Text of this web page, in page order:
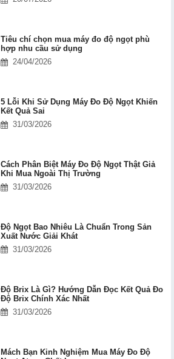
Tiêu chí chọn mua máy đo độ ngọt phù
hợp nhu cầu sử dụng
24/04/2026
5 Lỗi Khi Sử Dụng Máy Đo Độ Ngọt Khiến
Kết Quả Sai
31/03/2026
Cách Phân Biệt Máy Đo Độ Ngọt Thật Giả
Khi Mua Ngoài Thị Trường
31/03/2026
Độ Ngọt Bao Nhiêu Là Chuẩn Trong Sản
Xuất Nước Giải Khát
31/03/2026
Độ Brix Là Gì? Hướng Dẫn Đọc Kết Quả Đo
Độ Brix Chính Xác Nhất
31/03/2026
Mách Bạn Kinh Nghiệm Mua Máy Đo Độ